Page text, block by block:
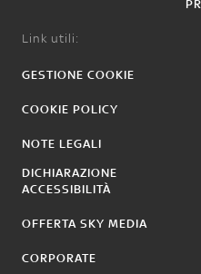
Link utili:
GESTIONE COOKIE
COOKIE POLICY
NOTE LEGALI
DICHIARAZIONE
ACCESSIBILITÀ
OFFERTA SKY MEDIA
CORPORATE